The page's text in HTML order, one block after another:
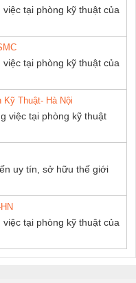
tại phòng kỹ thuật của
tại phòng kỹ thuật của
Kỹ Thuật- Hà Nội
việc tại phòng kỹ thuật
uy tín, sở hữu thế giới
tại phòng kỹ thuật của